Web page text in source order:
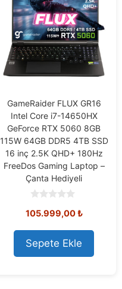
GameRaider FLUX GR16
Intel Core i7-14650HX
GeForce RTX 5060 8GB
115W 64GB DDR5 4TB SSD
16 inç 2.5K QHD+ 180Hz
FreeDos Gaming Laptop –
Çanta Hediyeli
o
t
o
f
5
105.999,00₺
Sepete Ekle